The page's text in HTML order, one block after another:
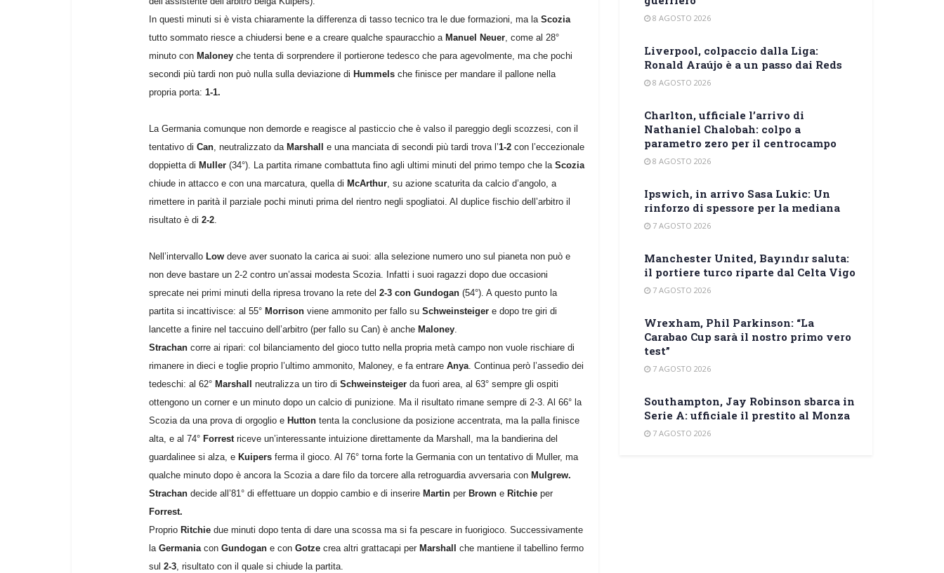
In questi minuti si è vista chiaramente la differenza di tasso tecnico tra le due formazioni, ma la Scozia
tutto sommato riesce a chiudersi bene e a creare qualche spauracchio a Manuel Neuer, come al 28°
minuto con Maloney che tenta di sorprendere il portierone tedesco che para agevolmente, ma che pochi
secondi più tardi non può nulla sulla deviazione di Hummels che finisce per mandare il pallone nella
propria porta: 1-1.
La Germania comunque non demorde e reagisce al pasticcio che è valso il pareggio degli scozzesi, con il
tentativo di Can, neutralizzato da Marshall e una manciata di secondi più tardi trova l’1-2 con l’eccezionale
doppietta di Muller (34°). La partita rimane combattuta fino agli ultimi minuti del primo tempo che la Scozia
chiude in attacco e con una marcatura, quella di McArthur, su azione scaturita da calcio d’angolo, a
rimettere in parità il parziale pochi minuti prima del rientro negli spogliatoi. Al duplice fischio dell’arbitro il
risultato è di 2-2.
Nell’intervallo Low deve aver suonato la carica ai suoi: alla selezione numero uno sul pianeta non può e
non deve bastare un 2-2 contro un’assai modesta Scozia. Infatti i suoi ragazzi dopo due occasioni
sprecate nei primi minuti della ripresa trovano la rete del 2-3 con Gundogan (54°). A questo punto la
partita si incattivisce: al 55° Morrison viene ammonito per fallo su Schweinsteiger e dopo tre giri di
lancette a finire nel taccuino dell’arbitro (per fallo su Can) è anche Maloney.
Strachan corre ai ripari: col bilanciamento del gioco tutto nella propria metà campo non vuole rischiare di
rimanere in dieci e toglie proprio l’ultimo ammonito, Maloney, e fa entrare Anya. Continua però l’assedio dei
tedeschi: al 62° Marshall neutralizza un tiro di Schweinsteiger da fuori area, al 63° sempre gli ospiti
ottengono un corner e un minuto dopo un calcio di punizione. Ma il risultato rimane sempre di 2-3. Al 66° la
Scozia da una prova di orgoglio e Hutton tenta la conclusione da posizione accentrata, ma la palla finisce
alta, e al 74° Forrestriceve un’interessante intuizione direttamente da Marshall, ma la bandierina del
guardalinee si alza, e Kuipers ferma il gioco. Al 76° torna forte la Germania con un tentativo di Muller, ma
qualche minuto dopo è ancora la Scozia a dare filo da torcere alla retroguardia avversaria con Mulgrew.
Strachan decide all’81° di effettuare un doppio cambio e di inserire Martin per Brown e Ritchie per
Forrest.
Proprio Ritchie due minuti dopo tenta di dare una scossa ma si fa pescare in fuorigioco. Successivamente
la Germania con Gundogan e con Gotze crea altri grattacapi per Marshall
che mantiene il tabellino fermo
sul 2-3, risultato con il quale si chiude la partita.
8 AGOSTO 2026
Liverpool, colpaccio dalla Liga:
Ronald Araújo è a un passo dai Reds
8 AGOSTO 2026
Charlton, ufficiale l’arrivo di
Nathaniel Chalobah: colpo a
parametro zero per il centrocampo
8 AGOSTO 2026
Ipswich, in arrivo Sasa Lukic: Un
rinforzo di spessore per la mediana
7 AGOSTO 2026
Manchester United, Bayındır saluta:
il portiere turco riparte dal Celta Vigo
7 AGOSTO 2026
Wrexham, Phil Parkinson: “La
Carabao Cup sarà il nostro primo vero
test”
7 AGOSTO 2026
Southampton, Jay Robinson sbarca in
Serie A: ufficiale il prestito al Monza
7 AGOSTO 2026